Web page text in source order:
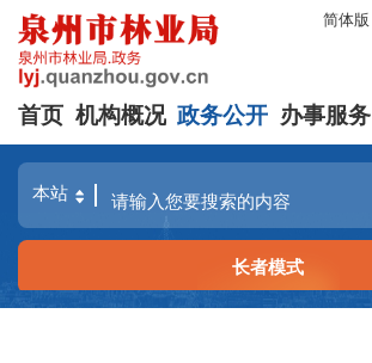
简体版
首页 机构概况 政务公开 办事服务
长者模式